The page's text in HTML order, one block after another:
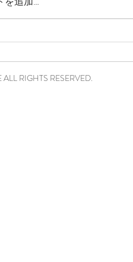
RIGHTS RESERVED.